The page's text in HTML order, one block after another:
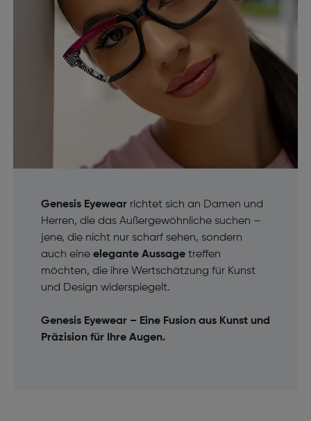
Genesis Eyewearrichtet sich an Damen und
Herren, die das Außergewöhnliche suchen –
jene, die nicht nur scharf sehen, sondern
auch eine elegante Aussagetreffen
möchten, die ihre Wertschätzung für Kunst
und Design widerspiegelt.
Genesis Eyewear – Eine Fusion aus Kunst und
Präzision für Ihre Augen.